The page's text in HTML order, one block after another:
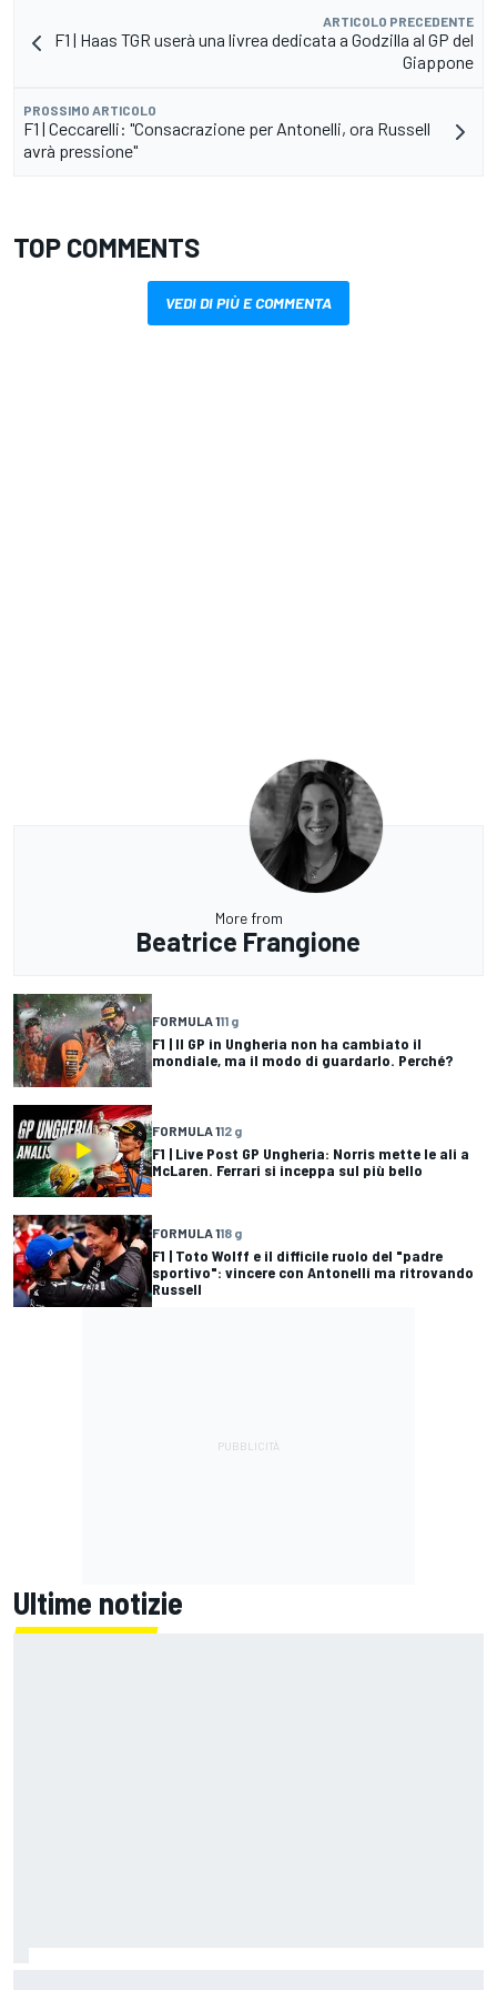
ARTICOLO PRECEDENTE
F1 | Haas TGR userà una livrea dedicata a Godzilla al GP del
Giappone
PROSSIMO ARTICOLO
F1 | Ceccarelli: "Consacrazione per Antonelli, ora Russell
avrà pressione"
TOP COMMENTS
VEDI DI PIÙ E COMMENTA
More from
Beatrice Frangione
FORMULA 111 g
F1 | Il GP in Ungheria non ha cambiato il
mondiale, ma il modo di guardarlo. Perché?
FORMULA 112 g
F1 | Live Post GP Ungheria: Norris mette le ali a
McLaren. Ferrari si inceppa sul più bello
FORMULA 118 g
F1 | Toto Wolff e il difficile ruolo del "padre
sportivo": vincere con Antonelli ma ritrovando
Russell
Ultime notizie